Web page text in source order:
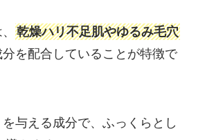
、乾燥ハリ不足肌やゆるみ毛穴
を配合していることが特徴で
与える成分で、ふっくらとし